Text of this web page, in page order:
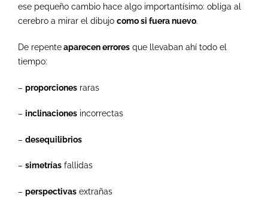
ese pequeño cambio hace algo importantísimo: obliga al
cerebro a mirar el dibujo como si fuera nuevo.
De repenteaparecen errores que llevaban ahí todo el
tiempo:
– proporciones raras
– inclinaciones incorrectas
– desequilibrios
– simetrías fallidas
– perspectivas extrañas